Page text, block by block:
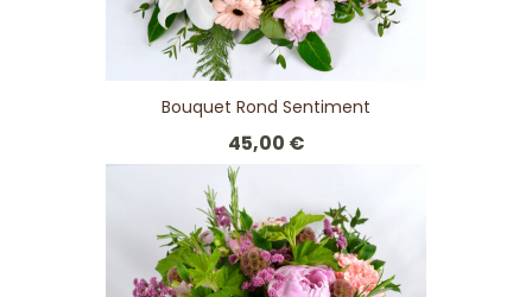
Bouquet Rond Sentiment
45,00 €